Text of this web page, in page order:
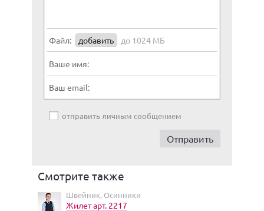
Файл: добавить до 1024 МБ
Ваше имя:
Ваш email:
отправить личным сообщением
Смотрите также
Швейник, Осинники
Жилет арт. 2217